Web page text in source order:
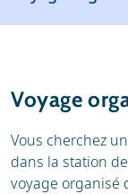
Météo
Location
Voyage
Vous cherchez
dans la station
voyage organisé